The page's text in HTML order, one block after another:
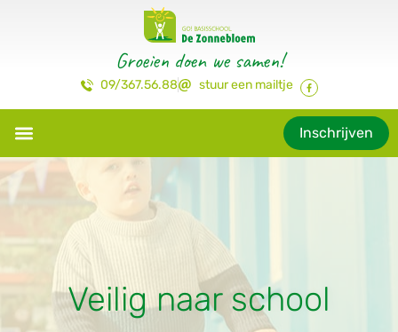
Groeien doen we samen!
09/367.56.88 stuur een mailtje
Inschrijven
Veilig naar school